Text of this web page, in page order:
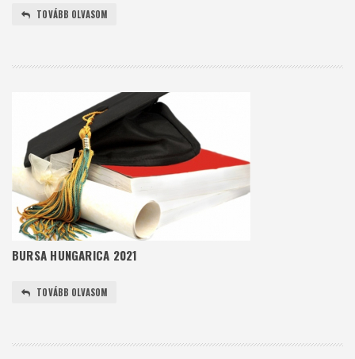
TOVÁBB OLVASOM
BURSA HUNGARICA 2021
TOVÁBB OLVASOM